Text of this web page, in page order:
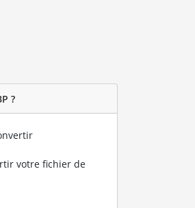
?
votre fichier de